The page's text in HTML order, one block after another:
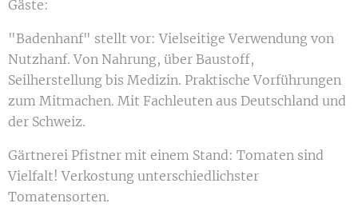
Gäste:
"Badenhanf" stellt vor: Vielseitige Verwendung von
Nutzhanf. Von Nahrung, über Baustoff,
Seilherstellung bis Medizin. Praktische Vorführungen
zum Mitmachen. Mit Fachleuten aus Deutschland und
der Schweiz.
Gärtnerei Pfistner mit einem Stand: Tomaten sind
Vielfalt! Verkostung unterschiedlichster
Tomatensorten.